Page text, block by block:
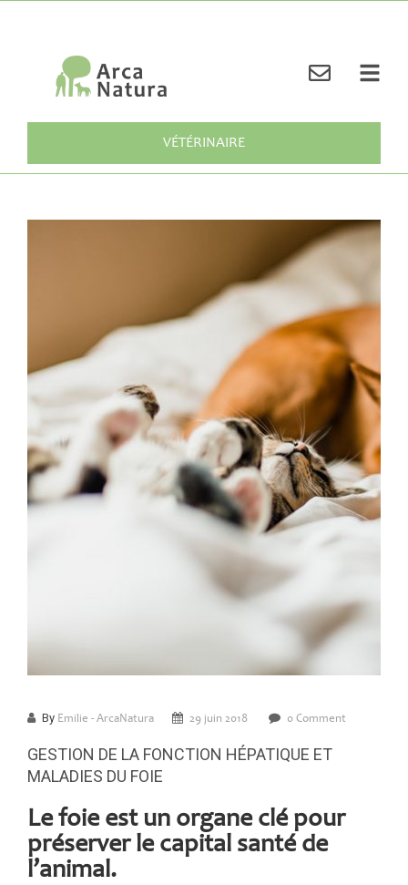
VÉTÉRINAIRE
By Emilie - ArcaNatura 29 juin 2018 0 Comment
GESTION DE LA FONCTION HÉPATIQUE ET
MALADIES DU FOIE
Le foie est un organe clé pour
préserver le capital santé de
l’animal.